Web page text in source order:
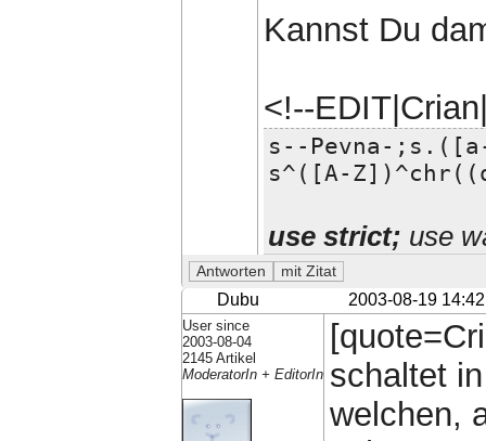
Kannst Du
<!--
s--Pevna-
s^([A-
use strict; use
Dubu 2003-08-19 14:42
User since
2003-08-04
2145 Artikel
ModeratorIn + EditorIn schaltet
welchen,